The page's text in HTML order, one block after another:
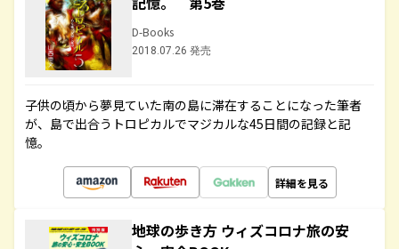
D-Books
2018.07.26 発売
子供の頃から夢見ていた南の島に滞在することになった筆者
が、島で出合うトロピカルでマジカルな45日間の記録と記
憶。
詳細を見る
地球の歩き方 ウィズコロナ旅の安